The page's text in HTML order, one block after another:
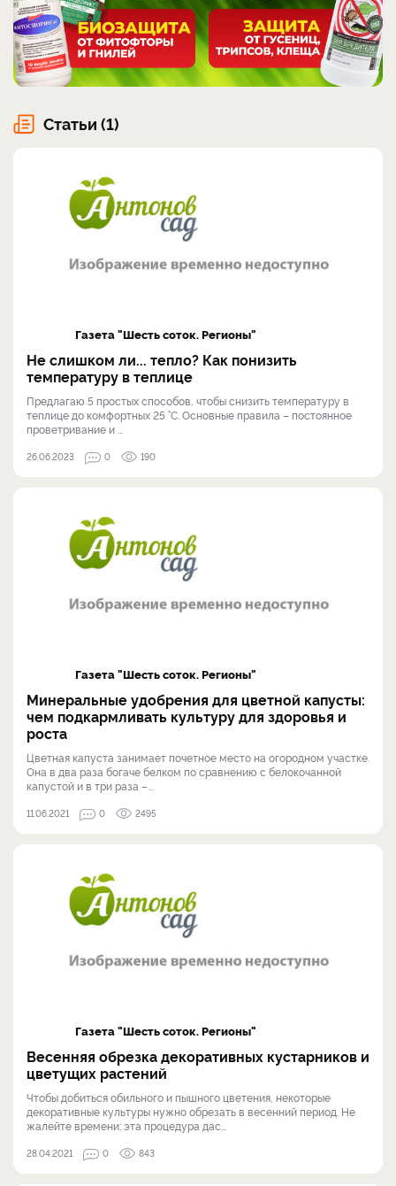
Статьи (1)
Газета "Шесть соток. Регионы"
Не слишком ли... тепло? Как понизить
температуру в теплице
Предлагаю 5 простых способов, чтобы снизить температуру в
теплице до комфортных 25 °С. Основные правила – постоянное
проветривание и ...
26.06.2023 0 190
Газета "Шесть соток. Регионы"
Минеральные удобрения для цветной капусты:
чем подкармливать культуру для здоровья и
роста
Цветная капуста занимает почетное место на огородном участке.
Она в два раза богаче белком по сравнению с белокочанной
капустой и в три раза –...
11.06.2021 0 2495
Газета "Шесть соток. Регионы"
Весенняя обрезка декоративных кустарников и
цветущих растений
Чтобы добиться обильного и пышного цветения, некоторые
декоративные культуры нужно обрезать в весенний период. Не
жалейте времени: эта процедура дас...
28.04.2021 0 843